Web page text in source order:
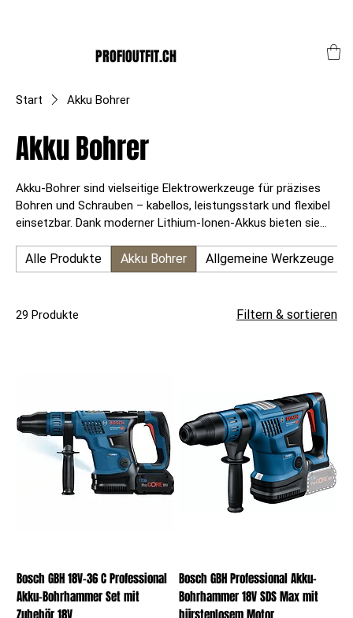
PROFIOUTFIT.CH
Start Akku Bohrer
Akku Bohrer
Akku-Bohrer sind vielseitige Elektrowerkzeuge für präzises
Bohren und Schrauben – kabellos, leistungsstark und flexibel
einsetzbar. Dank moderner Lithium-Ionen-Akkus bieten sie
Montage, Werkstatt und Heimwerken. Ob
Schlagbohrschrauber, Bohrhammer oder Mini-Bohrer – Akku-
Kabel und sind in verschiedenen Spannungen (12V–20V)
Alle Produkte Akku Bohrer Allgemeine Werkzeuge
29 Produkte Filtern & sortieren
Bosch GBH 18V-36 C Professional
Akku-Bohrhammer Set mit
Bosch GBH Professional Akku-
Bohrhammer 18V SDS Max mit